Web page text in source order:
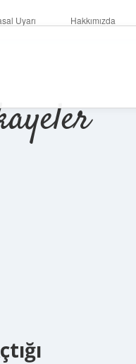
Uyarı Hakkımızda